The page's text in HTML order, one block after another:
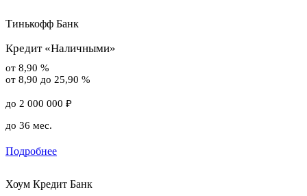
Тинькофф Банк
Кредит «Наличными»
от 8,90 %
от 8,90 до 25,90 %
до 2 000 000 ₽
до 36 мес.
Подробнее
Хоум Кредит Банк